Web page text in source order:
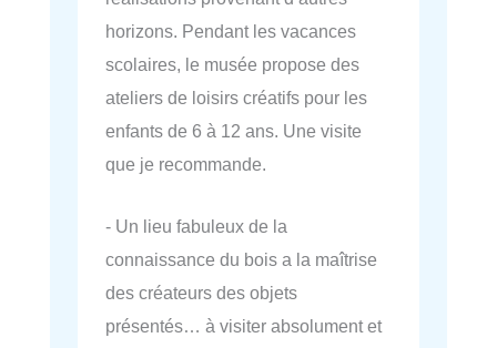
horizons. Pendant les vacances
scolaires, le musée propose des
ateliers de loisirs créatifs pour les
enfants de 6 à 12 ans. Une visite
que je recommande.
- Un lieu fabuleux de la
connaissance du bois a la maîtrise
des créateurs des objets
présentés… à visiter absolument et